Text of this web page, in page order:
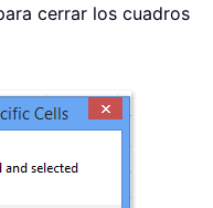
cerrar los cuadros